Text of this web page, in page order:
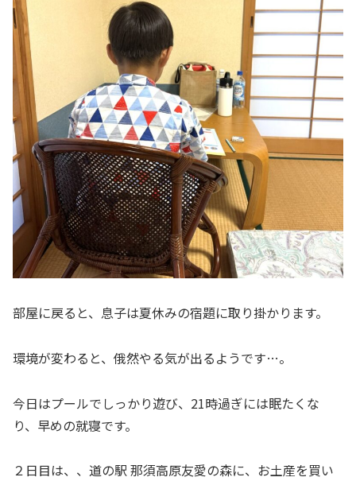
部屋に戻ると、息子は夏休みの宿題に取り掛かります。
環境が変わると、俄然やる気が出るようです…。
今日はプールでしっかり遊び、21時過ぎには眠たくな
り、早めの就寝です。
２日目は、、道の駅 那須高原友愛の森に、お土産を買い